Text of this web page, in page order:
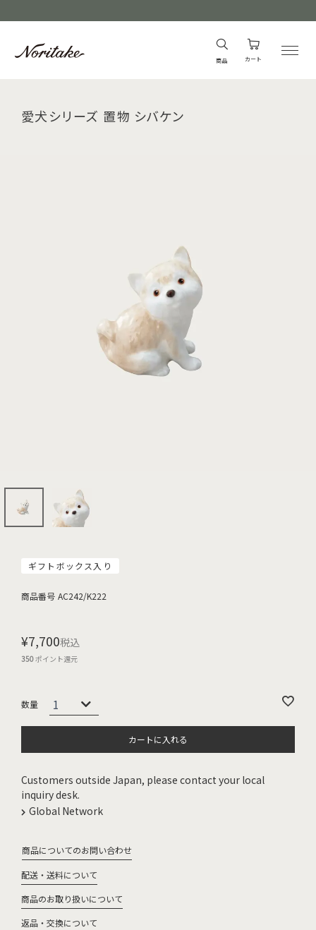
商品 カート
愛犬シリーズ 置物 シバケン
ギフトボックス入り
商品番号 AC242/K222
¥7,700税込
350ポイント還元
カートに入れる
Customers outside Japan, please contact your local
inquiry desk.
Global Network
商品についてのお問い合わせ
配送・送料について
商品のお取り扱いについて
返品・交換について